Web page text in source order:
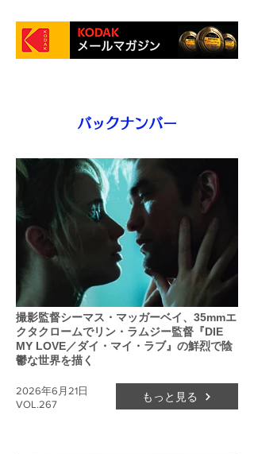
バックナンバー
撮影監督シーマス・マッガーベイ、35mmエ
クタクロームでリン・ラムジー監督『DIE
MY LOVE／ダイ・マイ・ラブ』の鮮烈で陰
鬱な世界を描く
VOL.267
2026年6月21日 もっと見る